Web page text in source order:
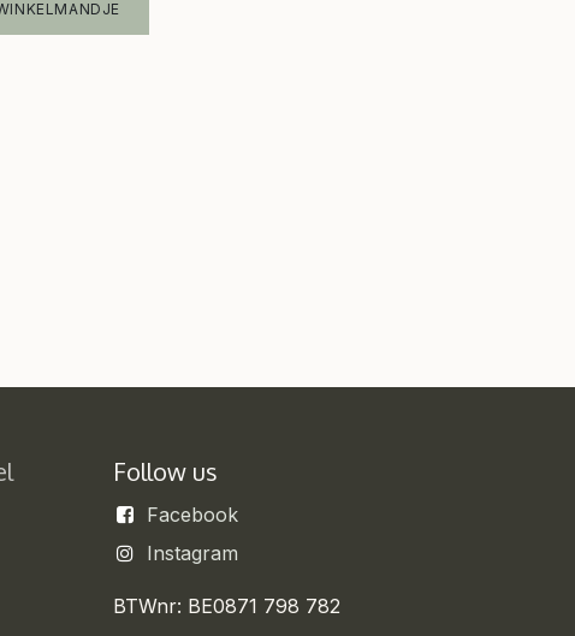
Follow us
Facebook
Instagram
BTWnr: BE0871 798 782